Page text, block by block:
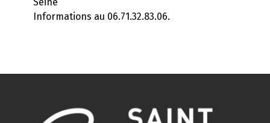
Informations au 06.71.32.83.06.